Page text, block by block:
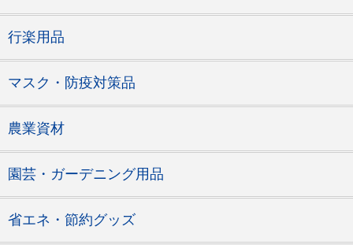
行楽用品
マスク・防疫対策品
農業資材
園芸・ガーデニング用品
省エネ・節約グッズ